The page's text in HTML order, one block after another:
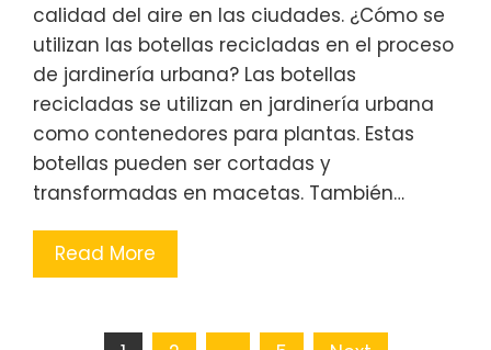
calidad del aire en las ciudades. ¿Cómo se
utilizan las botellas recicladas en el proceso
de jardinería urbana? Las botellas
recicladas se utilizan en jardinería urbana
como contenedores para plantas. Estas
botellas pueden ser cortadas y
transformadas en macetas. También…
Read More